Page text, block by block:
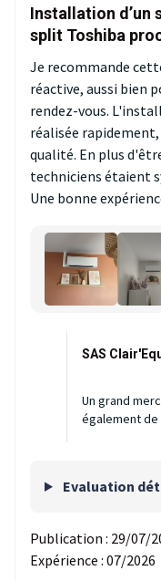
Installation
split Toshiba
Je recommande
réactive, aussi bien
rendez-vous.
réalisée
qualité. En plus
techniciens étaient
Une bonne
SAS
Un grand
également
Evaluation
Publication : 29/07/
Expérience : 07/2026